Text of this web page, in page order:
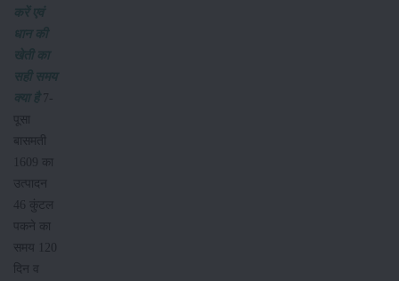
करें एवं
धान की
खेती का
सही समय
क्या है7-
पूसा
बासमती
1609 का
उत्पादन
46 कुंटल
पकने का
समय 120
दिन व